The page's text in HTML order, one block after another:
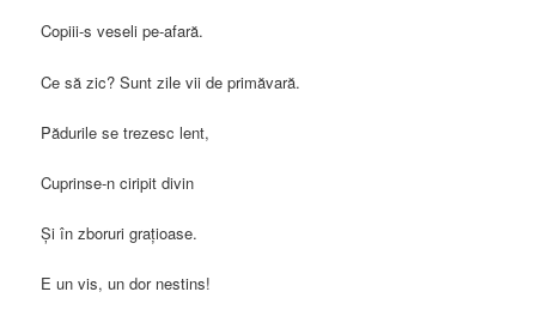
Copiii-s veseli pe-afară.
Ce să zic? Sunt zile vii de primăvară.
Pădurile se trezesc lent,
Cuprinse-n ciripit divin
Și în zboruri grațioase.
E un vis, un dor nestins!